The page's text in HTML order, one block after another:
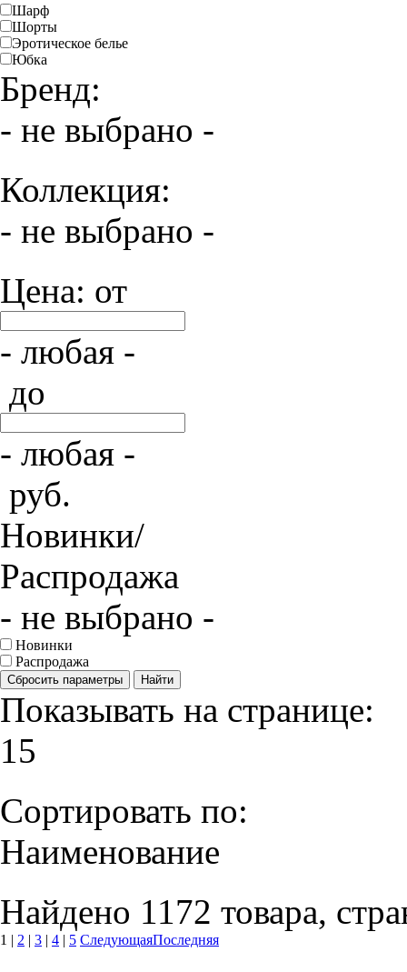
Шарф
Шорты
Эротическое белье
Юбка
Бренд:
- не выбрано -
Коллекция:
- не выбрано -
Цена: от
- любая -
до
- любая -
руб.
Новинки/
Распродажа
- не выбрано -
Новинки
Распродажа
Сбросить параметры Найти
Показывать на странице:
15
Сортировать по:
Наименование
Найдено 1172 товара,
1 | 2 | 3 | 4 | 5 СледующаяПоследняя